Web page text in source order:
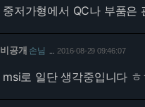
중저가형에서 QC나 부품은
비공개 손님 2016-08-29 09:46:07
msi로 일단 생각중입니다 ㅎ